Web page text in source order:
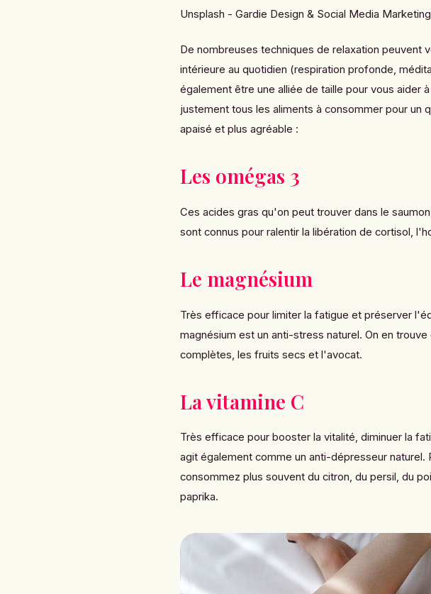
Unsplash - Gardie Design & Social Media Marketing
De nombreuses techniques de relaxation peuvent
intérieure au quotidien (respiration profonde,
également être une alliée de taille pour vous aider
justement tous les aliments à consommer pour un
apaisé et plus agréable :
Les omégas 3
Ces acides gras qu'on peut trouver dans le
sont connus pour ralentir la libération de cortisol,
Le magnésium
Très efficace pour limiter la fatigue et préserver
magnésium est un anti-stress naturel. On en
complètes, les fruits secs et l'avocat.
La vitamine C
Très efficace pour booster la vitalité, diminuer la
agit également comme un anti-dépresseur
consommez plus souvent du citron, du persil, du
paprika.